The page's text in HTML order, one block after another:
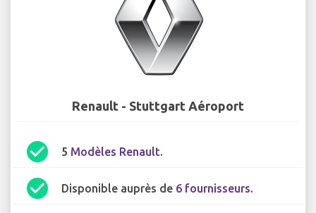
Renault - Stuttgart Aéroport
check_circle 5 Modèles Renault.
check_circle Disponible auprès de 6 fournisseurs.